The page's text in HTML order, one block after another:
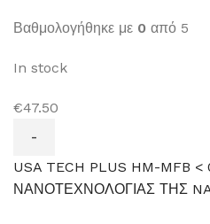
Βαθμολογήθηκε με 0 από 5
In stock
€47.50
USA TECH PLUS HM-MFB
ΝΑΝΟΤΕΧΝΟΛΟΓΙΑΣ ΤΗΣ